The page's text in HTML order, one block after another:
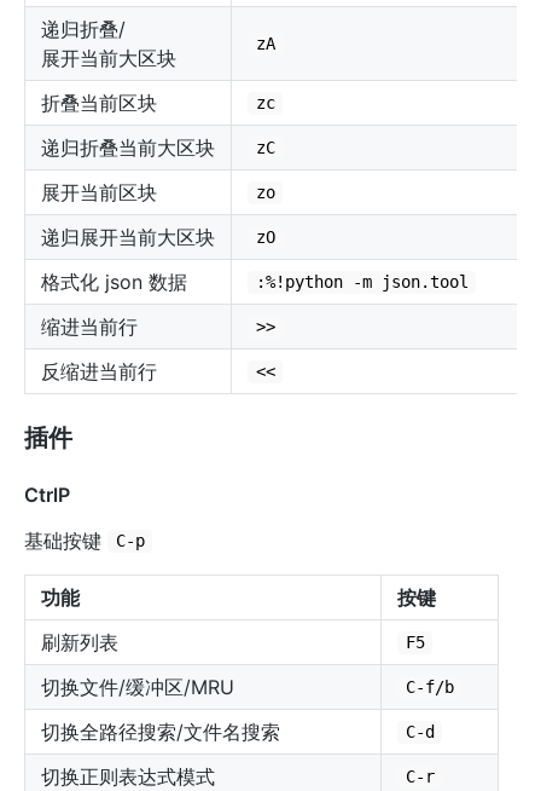
递归折叠/
展开当前大区块
zA
折叠当前区块 zc
递归折叠当前大区块 zC
展开当前区块 zo
递归展开当前大区块 zO
格式化 json 数据 :%!python -m json.tool
缩进当前行 >>
反缩进当前行 <<
插件
CtrlP
基础按键
C-p
功能
按键
刷新列表
F5
切换文件/缓冲区/MRU C-f/b
切换全路径搜索/文件名搜索 C-d
切换正则表达式模式 C-r